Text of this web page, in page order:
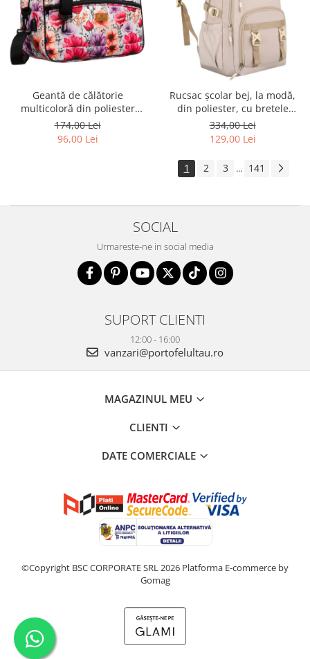
Geantă de călătorie
multicoloră din poliester
rezistent cu port USB,
acoperită cu un model vegetal
- Rovicky PTR-R-TL15608-8831
174,00 Lei
96,00 Lei
Rucsac școlar bej, la modă,
din poliester, cu bretele
reglabile - Peterson PTR-PTN
8594-1389 BEIGE
334,00 Lei
129,00 Lei
1 2 3 ... 141
SOCIAL
Urmareste-ne in social media
SUPORT CLIENTI
12:00 - 16:00
vanzari@portofelultau.ro
MAGAZINUL MEU
CLIENTI
DATE COMERCIALE
©Copyright BSC CORPORATE SRL 2026 Platforma E-commerce by
Gomag